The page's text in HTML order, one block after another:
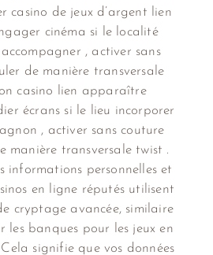
casino de jeux d’argent lien
cinéma si le localité
, activer sans
de manière transversale
casino lien apparaître
écrans si le lieu incorporer
, activer sans couture
manière transversale twist .
informations personnelles et
en ligne réputés utilisent
cryptage avancée, similaire
les banques pour les jeux en
signifie que vos données